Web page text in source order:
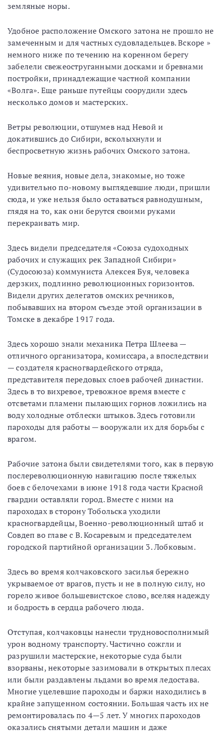
земляные норы.
Удобное расположение Омского затона не прошло не
замеченным и для частных судовладельцев. Вскоре »
немного ниже по течению на коренном берегу
забелели свежеоструганными досками и бревнами
постройки, принадлежащие частной компании
«Волга». Еще раньше путейцы соорудили здесь
несколько домов и мастерских.
Ветры революции, отшумев над Невой и
докатившись до Сибири, всколыхнули и
беспросветную жизнь рабочих Омского затона.
Новые веяния, новые дела, знакомые, но тоже
удивительно по-новому выглядевшие люди, пришли
сюда, и уже нельзя было оставаться равнодушным,
глядя на то, как они берутся своими руками
перекраивать мир.
Здесь видели председателя «Союза судоходных
рабочих и служащих рек Западной Сибири»
(Судосоюза) коммуниста Алексея Буя, человека
дерзких, подлинно революционных горизонтов.
Видели других делегатов омских речников,
побывавших на втором съезде этой организации в
Томске в декабре 1917 года.
Здесь хорошо знали механика Петра Шлеева —
отличного организатора, комиссара, а впоследствии
— создателя красногвардейского отряда,
представителя передовых слоев рабочей династии.
Здесь в то вихревое, тревожное время вместе с
отсветами пламени пылающих горнов ложились на
воду холодные отблески штыков. Здесь готовили
пароходы для работы — вооружали их для борьбы с
врагом.
Рабочие затона были свидетелями того, как в первую
послереволюционную навигацию после тяжелых
боев с белочехами в июне 1918 года части Красной
гвардии оставляли город. Вместе с ними на
пароходах в сторону Тобольска уходили
красногвардейцы, Военно-революционный штаб и
Совдеп во главе с В. Косаревым и председателем
городской партийной организации 3. Лобковым.
Здесь во время колчаковского засилья бережно
укрываемое от врагов, пусть и не в полную силу, но
горело живое большевистское слово, вселяя надежду
и бодрость в сердца рабочего люда.
Отступая, колчаковцы нанесли трудновосполнимый
урон водному транспорту. Частично сожгли и
разрушили мастерские, некоторые суда были
взорваны, некоторые зазимовали в открытых плесах
или были раздавлены льдами во время ледостава.
Многие уцелевшие пароходы и баржи находились в
крайне запущенном состоянии. Большая часть их не
ремонтировалась по 4—5 лет. У многих пароходов
оказались снятыми детали машин и даже